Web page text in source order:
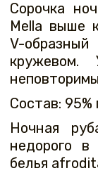
Сорочка
Mella выше
V-
кружевом.
Состав: 95%
Ночная
недорого в
белья